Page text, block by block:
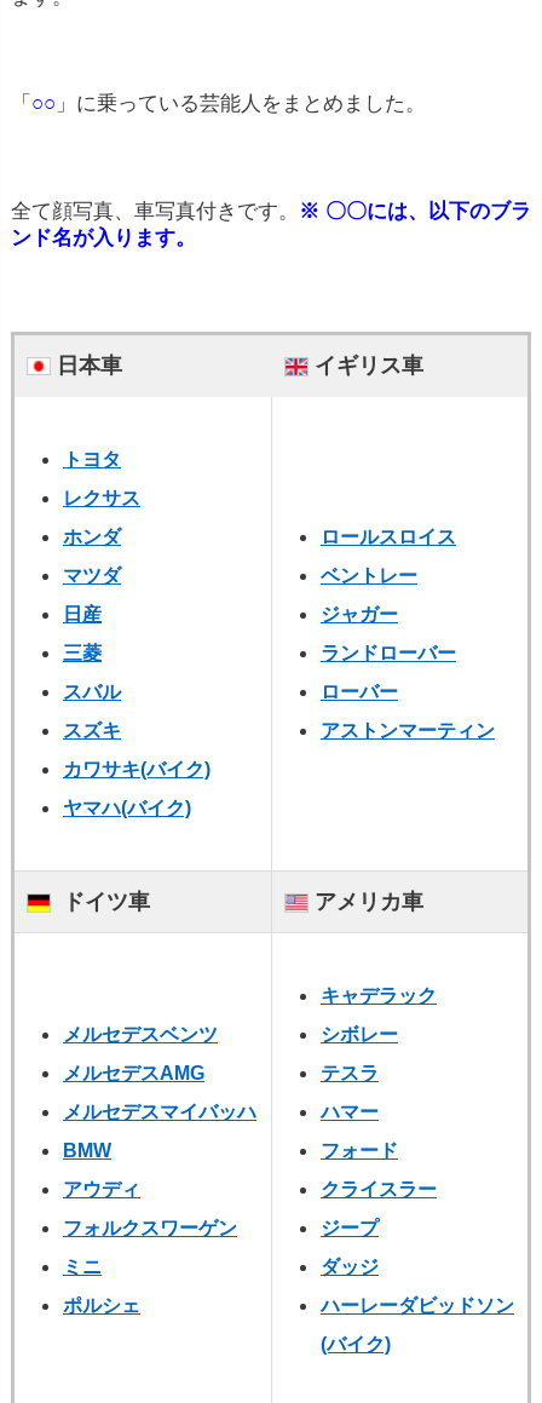
「 ○○ 」に乗っている芸能人をまとめました。
全て顔写真、車写真付きです。 ※ 〇〇には、以下のブラ
ンド名が入ります。
日本車 イギリス車
トヨタ
レクサス
ホンダ
マツダ
日産
三菱
スバル
スズキ
カワサキ(バイク)
ヤマハ(バイク)
ロールスロイス
ベントレー
ジャガー
ランドローバー
ローバー
アストンマーティン
ドイツ車 アメリカ車
メルセデスベンツ
メルセデスAMG
メルセデスマイバッハ
BMW
アウディ
フォルクスワーゲン
ミニ
ポルシェ
キャデラック
シボレー
テスラ
ハマー
フォード
クライスラー
ジープ
ダッジ
ハーレーダビッドソン
(バイク)